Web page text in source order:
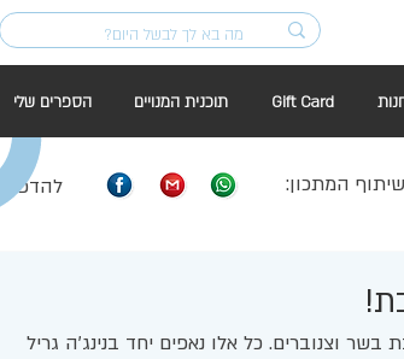
Gift Card תוכנית המנויים הספרים שלי
להדפסה: המתכון:
וצנוברים. כל אלו נאפים יחד בנינג'ה גריל